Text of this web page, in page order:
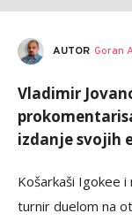
AUTOR Goran
Vladimir
izdanje svojih
Košarkaši Igokee i
turnir duelom na